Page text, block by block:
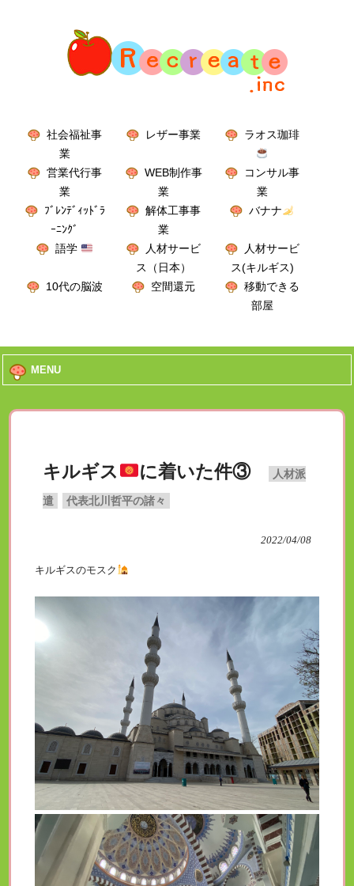
社会福祉事
業
レザー事業 ラオス珈琲
営業代行事
業
WEB制作事
業
コンサル事
業
ﾌﾞﾚﾝﾃﾞｨｯﾄﾞﾗ
ｰﾆﾝｸﾞ
解体工事事
業
バナナ
語学
人材サービ
ス（日本）
人材サービ
ス(キルギス)
10代の脳波
空間還元
移動できる
部屋
MENU
キルギス に着いた件③ 人材派
遣 代表北川哲平の諸々
2022/04/08
キルギスのモスク